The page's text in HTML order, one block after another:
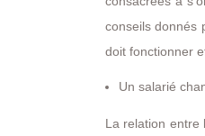
conseils donnés
doit fonctionner
Un salarié
La relation entre